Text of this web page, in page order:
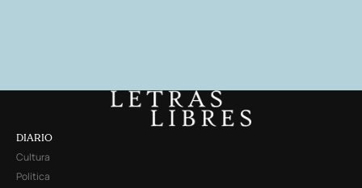
DIARIO
Cultura
Política